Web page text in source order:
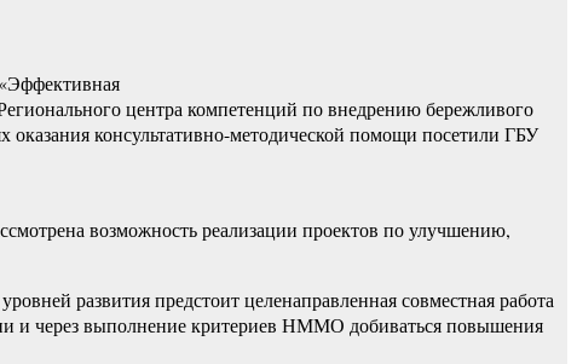
центра компетенций по внедрению бережливого
консультативно-методической помощи посетили ГБУ
возможность реализации проектов по улучшению,
развития предстоит целенаправленная совместная работа
и через выполнение критериев НММО добиваться повышения